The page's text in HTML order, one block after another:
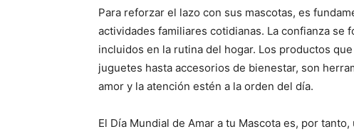
Para reforzar el lazo con sus mascotas, es
actividades familiares cotidianas. La confianza se
incluidos en la rutina del hogar. Los productos
juguetes hasta accesorios de bienestar, son
amor y la atención estén a la orden del día.
El Día Mundial de Amar a tu Mascota es, por